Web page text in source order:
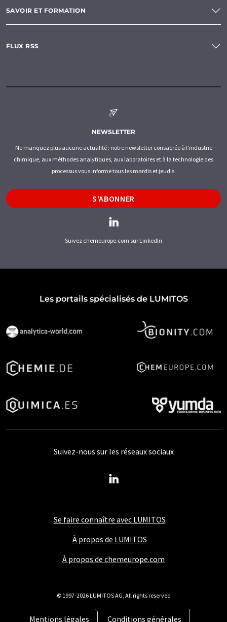
SAVOIR ET FORMATION
FLUX RSS
NEWSLETTER
Ne manquez plus aucune actualité : notre newsletter consacrée à l'industrie
chimique, aux méthodes analytiques, aux laboratoires et à la technologie des
processus vous informe tous les mardis et jeudis.
S'ABONNER
Suivez chemeurope.com sur LinkedIn
Les portails spécialisés de LUMITOS
Se faire connaître avec LUMITOS
À propos de LUMITOS
À propos de chemeurope.com
Mentions légales Conditions générales
Suivez-nous sur les réseaux sociaux
© 1997-2026 LUMITOS AG, All rights reserved